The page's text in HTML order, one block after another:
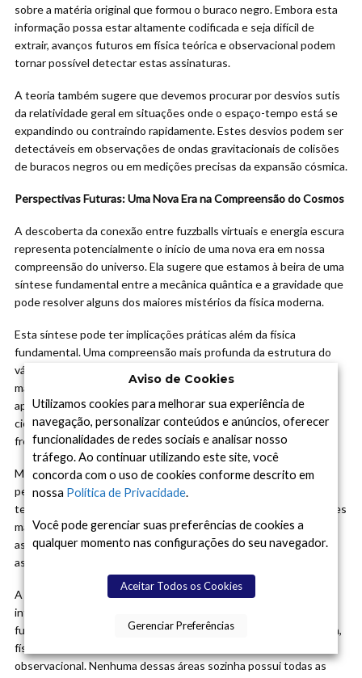
sobre a matéria original que formou o buraco negro. Embora esta
informação possa estar altamente codificada e seja difícil de
extrair, avanços futuros em física teórica e observacional podem
tornar possível detectar estas assinaturas.
A teoria também sugere que devemos procurar por desvios sutis
da relatividade geral em situações onde o espaço-tempo está se
expandindo ou contraindo rapidamente. Estes desvios podem ser
detectáveis em observações de ondas gravitacionais de colisões
de buracos negros ou em medições precisas da expansão cósmica.
Perspectivas Futuras: Uma Nova Era na Compreensão do Cosmos
A descoberta da conexão entre fuzzballs virtuais e energia escura
representa potencialmente o início de uma nova era em nossa
compreensão do universo. Ela sugere que estamos à beira de uma
síntese fundamental entre a mecânica quântica e a gravidade que
pode resolver alguns dos maiores mistérios da física moderna.
Esta síntese pode ter implicações práticas além da física
fundamental. Uma compreensão mais profunda da estrutura do
vácuo quântico pode levar a novas tecnologias baseadas na
manipulação das propriedades do espaço-tempo. Embora tais
aplicações possam estar muito distantes no futuro, a história da
ciência nos ensina que descobertas fundamentais
frequentemente levam a avanços tecnológicos inesperados.
Mais imediatamente, esta teoria oferece um programa de
pesquisa rico e bem definido para as próximas décadas. Físicos
teóricos podem trabalhar para refinar os cálculos e fazer previsões
mais precisas, enquanto observadores podem procurar por
assinaturas específicas da teoria em dados cosmológicos e
astrofísicos.
A teoria também destaca a importância da colaboração
interdisciplinar na física moderna. A resolução destes problemas
fundamentais requer expertise em teoria das cordas, cosmologia,
física de buracos negros, mecânica quântica e astronomia
observacional. Nenhuma dessas áreas sozinha possui todas as
Aviso de Cookies
Utilizamos cookies para melhorar sua experiência de
navegação, personalizar conteúdos e anúncios, oferecer
funcionalidades de redes sociais e analisar nosso
tráfego. Ao continuar utilizando este site, você
concorda com o uso de cookies conforme descrito em
nossa Política de Privacidade.
Você pode gerenciar suas preferências de cookies a
qualquer momento nas configurações do seu navegador.
Aceitar Todos os Cookies
Gerenciar Preferências